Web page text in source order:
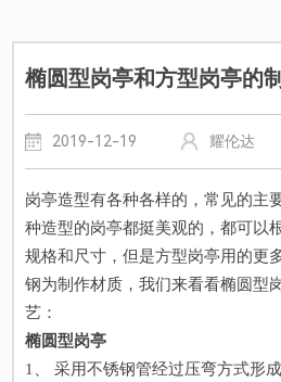
椭圆型岗亭和方型岗亭的
2019-12-19 耀伦达
岗亭造型有各种各样的，常见的主
种造型的岗亭都挺美观的，都可以
规格和尺寸，但是方型岗亭用的更
钢为制作材质，我们来看看椭圆型
艺：
椭圆型岗亭
1、 采用不锈钢管经过压弯方式形